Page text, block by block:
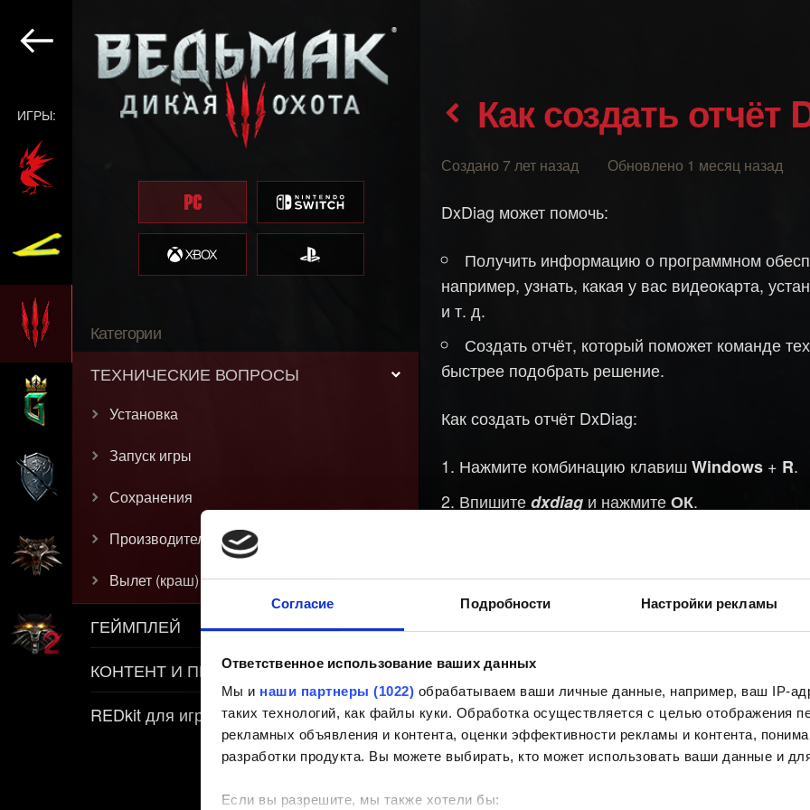
Согласие Подробности Настройки рекламы
Ответственное использование ваших данных
Мы и наши партнеры (1022) обрабатываем ваши личные данные, например, ваш IP-
таких технологий, как файлы куки. Обработка осуществляется с целью отображения
рекламных объявления и контента, оценки эффективности рекламы и контента,
разработки продукта. Вы можете выбирать, кто может использовать ваши данные и
Если вы разрешите, мы также хотели бы:
ИГРЫ:
Категории
ТЕХНИЧЕСКИЕ ВОПРОСЫ
Установка
Запуск игры
Сохранения
Производительность
Вылет (краш)
ГЕЙМПЛЕЙ
КОНТЕНТ И ПРАВИЛА
REDkit для игры «Ведьмак 3»
Как создать отчёт
Создано 7 лет назад Обновлено 1 месяц назад
DxDiag может помочь:
Получить информацию о программном
например, узнать, какая у вас видеокарта,
и т. д.
Создать отчёт, который поможет команде
быстрее подобрать решение.
Как создать отчёт DxDiag:
Нажмите комбинацию клавишWindows + R.
Впишитеdxdiag и нажмитеОК.
Сохранить
Нажмите кнопку
, чтобы закрыть